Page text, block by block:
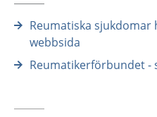
Reumatiska
webbsida
Reumatikerförbundet -